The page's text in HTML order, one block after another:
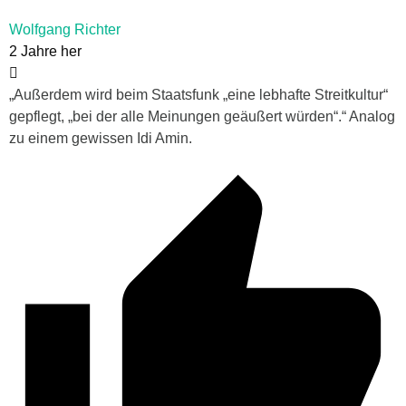
Wolfgang Richter
2 Jahre her
„Außerdem wird beim Staatsfunk „eine lebhafte Streitkultur“
gepflegt, „bei der alle Meinungen geäußert würden“.“ Analog
zu einem gewissen Idi Amin.